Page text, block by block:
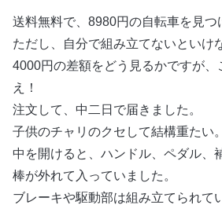
送料無料で、8980円の自転車を見つ
ただし、自分で組み立てないといけ
4000円の差額をどう見るかですが、
え！
注文して、中二日で届きました。
子供のチャリのクセして結構重たい。
中を開けると、ハンドル、ペダル、
棒が外れて入っていました。
ブレーキや駆動部は組み立てられて